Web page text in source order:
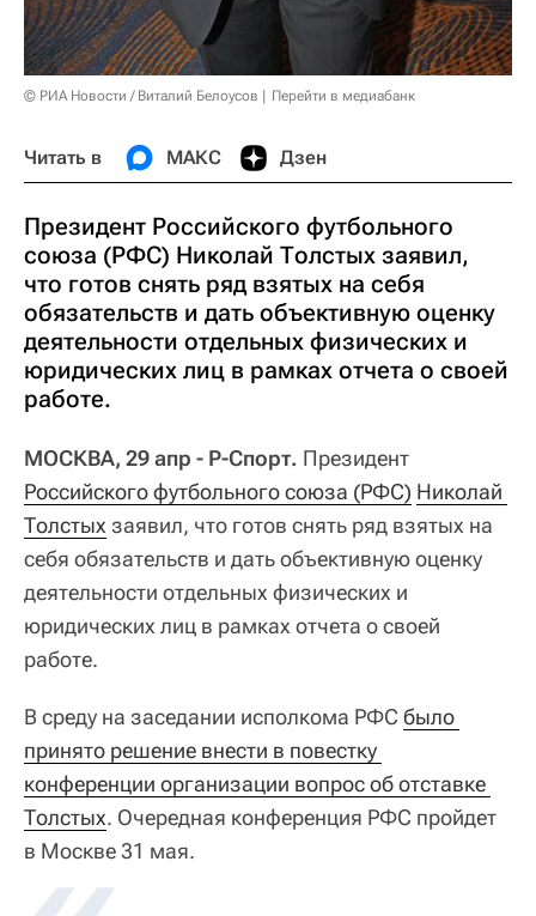
© РИА Новости / Виталий Белоусов Перейти в медиабанк
Читать в МАКС Дзен
Президент Российского футбольного
союза (РФС) Николай Толстых заявил,
что готов снять ряд взятых на себя
обязательств и дать объективную оценку
деятельности отдельных физических и
юридических лиц в рамках отчета о своей
работе.
МОСКВА, 29 апр - Р-Спорт. Президент
Российского футбольного союза (РФС) Николай
Толстых заявил, что готов снять ряд взятых на
себя обязательств и дать объективную оценку
деятельности отдельных физических и
юридических лиц в рамках отчета о своей
работе.
В среду на заседании исполкома РФС было
принято решение внести в повестку
конференции организации вопрос об отставке
Толстых. Очередная конференция РФС пройдет
в Москве 31 мая.